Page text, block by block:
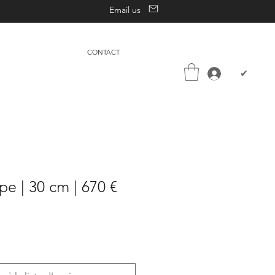
Email us
CONTACT
✔
| 30 cm | 670 €